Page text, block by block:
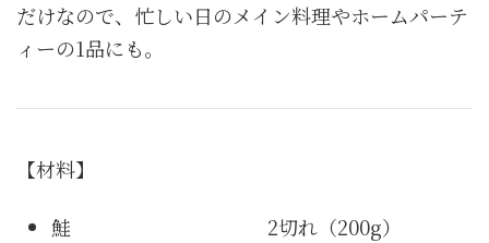
だけなので、忙しい日のメイン料理やホームパーテ
ィーの1品にも。
【材料】
鮭 2切れ（200g）